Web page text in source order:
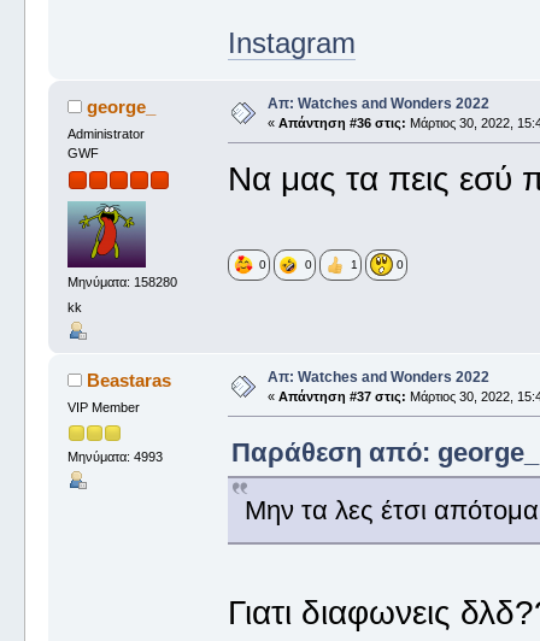
Instagram
george_
Administrator
GWF
Μηνύματα: 158280
kk
Απ: Watches and Wonders 2022
« Απάντηση #36 στις: Μάρτιος 30, 2022,
Να μας τα πεις εσύ
0 0 1 0
Beastaras
VIP Member
Μηνύματα: 4993
Απ: Watches and Wonders 2022
« Απάντηση #37 στις: Μάρτιος 30, 2022,
Παράθεση από: george_
Μην τα λες έτσι
Γιατι διαφωνεις